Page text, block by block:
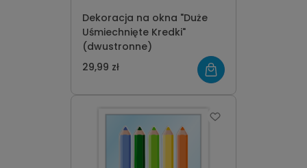
Dekoracja na okna "Duże
Uśmiechnięte Kredki"
(dwustronne)
29,99 zł